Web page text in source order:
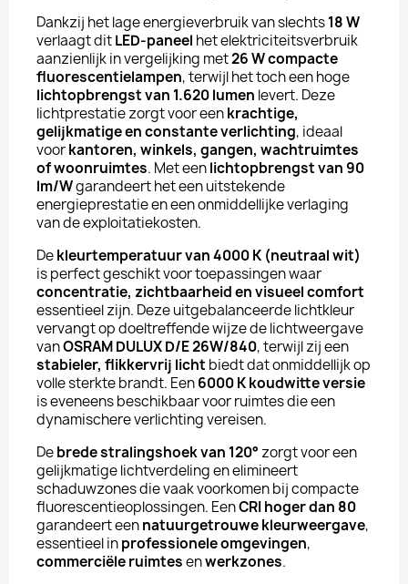
Dankzij het lage energieverbruik van slechts18 W
verlaagt ditLED-paneel het elektriciteitsverbruik
aanzienlijk in vergelijking met26 W compacte
fluorescentielampen, terwijl het toch een hoge
lichtopbrengst van 1.620 lumen levert. Deze
lichtprestatie zorgt voor eenkrachtige,
gelijkmatige en constante verlichting, ideaal
voorkantoren, winkels, gangen, wachtruimtes
of woonruimtes. Met eenlichtopbrengst van 90
lm/Wgarandeert het een uitstekende
energieprestatie en een onmiddellijke verlaging
van de exploitatiekosten.
Dekleurtemperatuur van 4000 K (neutraal wit)
is perfect geschikt voor toepassingen waar
concentratie, zichtbaarheid en visueel comfort
essentieel zijn. Deze uitgebalanceerde lichtkleur
vervangt op doeltreffende wijze de lichtweergave
vanOSRAM DULUX D/E 26W/840, terwijl zij een
stabieler, flikkervrij licht biedt dat onmiddellijk op
volle sterkte brandt. Een6000 K koudwitte versie
is eveneens beschikbaar voor ruimtes die een
dynamischere verlichting vereisen.
Debrede stralingshoek van 120° zorgt voor een
gelijkmatige lichtverdeling en elimineert
schaduwzones die vaak voorkomen bij compacte
fluorescentieoplossingen. EenCRI hoger dan 80
garandeert eennatuurgetrouwe kleurweergave,
essentieel inprofessionele omgevingen,
commerciële ruimtesenwerkzones.